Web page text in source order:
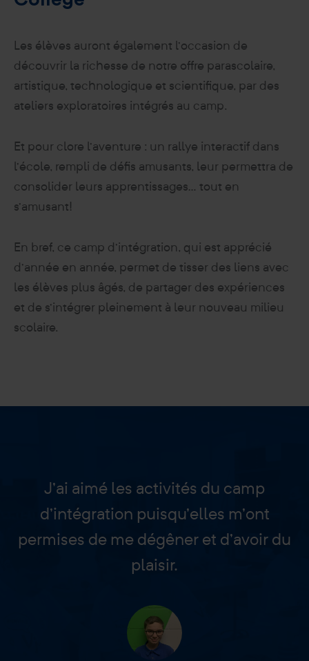
Les élèves auront également l’occasion de
découvrir la richesse de notre offre parascolaire,
artistique, technologique et scientifique, par des
ateliers exploratoires intégrés au camp.
Et pour clore l’aventure : un rallye interactif dans
l’école, rempli de défis amusants, leur permettra de
consolider leurs apprentissages… tout en
s’amusant!
En bref, ce camp d’intégration, qui est apprécié
d’année en année, permet de tisser des liens avec
les élèves plus âgés, de partager des expériences
et de s’intégrer pleinement à leur nouveau milieu
scolaire.
J’ai aimé les activités du camp
d’intégration puisqu’elles m’ont
permises de me dégêner et d’avoir du
plaisir.